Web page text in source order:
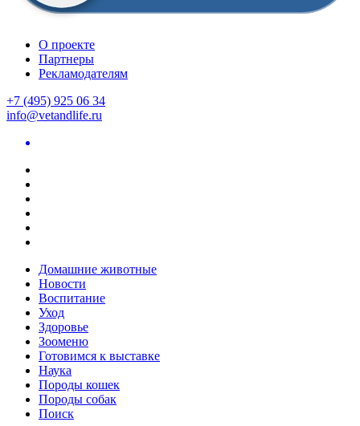
О проекте
Партнеры
Рекламодателям
+7 (495) 925 06 34
info@vetandlife.ru
Домашние животные
Новости
Воспитание
Уход
Здоровье
Зооменю
Готовимся к выставке
Наука
Породы кошек
Породы собак
Поиск